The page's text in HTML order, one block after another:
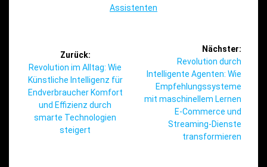
Assistenten
Zurück:
Vorheriger
Beitrag:
Revolution im Alltag: Wie
Künstliche Intelligenz für
Endverbraucher Komfort
und Effizienz durch
smarte Technologien
steigert
Nächster:
Nächster
Beitrag:
Revolution durch
Intelligente Agenten: Wie
Empfehlungssysteme
mit maschinellem Lernen
E-Commerce und
Streaming-Dienste
transformieren